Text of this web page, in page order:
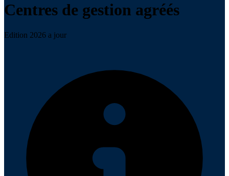
Centres de gestion agréés
Edition 2026 a jour